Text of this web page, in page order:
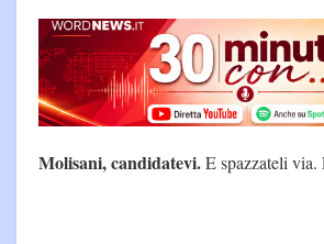
Molisani, candidatevi.E spazzateli